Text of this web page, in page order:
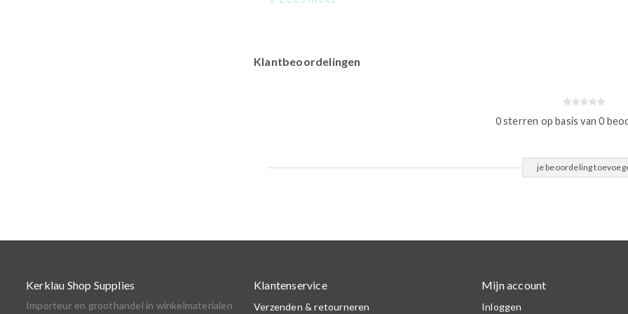
Klantbeoordelingen
0 sterren op basis van 0
je beoordeling
Kerklau Shop Supplies
Importeur en groothandel in winkelmaterialen
Klantenservice
Verzenden & retourneren
Mijn account
Inloggen